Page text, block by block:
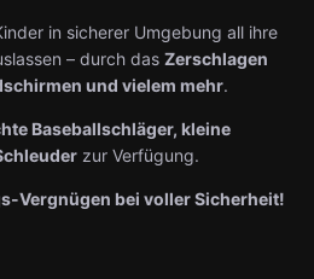
in sicherer Umgebung all ihre
– durch das Zerschlagen
und vielem mehr.
Baseballschläger, kleine
zur Verfügung.
Vergnügen bei voller Sicherheit!